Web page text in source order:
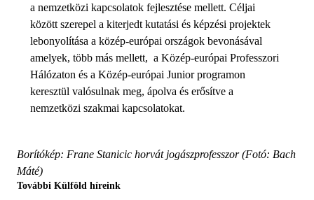
a nemzetközi kapcsolatok fejlesztése mellett. Céljai
között szerepel a kiterjedt kutatási és képzési projektek
lebonyolítása a közép-európai országok bevonásával
amelyek, több más mellett, a Közép-európai Professzori
Hálózaton és a Közép-európai Junior programon
keresztül valósulnak meg, ápolva és erősítve a
nemzetközi szakmai kapcsolatokat.
Borítókép: Frane Stanicic horvát jogászprofesszor (Fotó: Bach
Máté)
További Külföld híreink